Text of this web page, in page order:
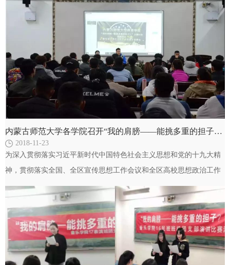
内蒙古师范大学各学院召开“我的肩膀——能挑多重的担子?”主题讨论及实践活动暨首届大学生文化艺术活动月部署会
2018-11-23
为深入贯彻落实习近平新时代中国特色社会主义思想和党的十九大精
神，贯彻落实全国、全区宣传思想工作会议和全区高校思想政治工作
会议精神，教育和引导广大青年学生爱国、担当、奋斗，…